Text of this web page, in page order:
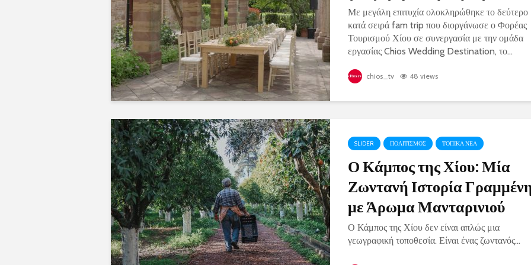
Με μεγάλη επιτυχία ολοκληρώθηκε το δεύτερο
κατά σειρά fam trip που διοργάνωσε ο Φορέας
Τουρισμού Χίου σε συνεργασία με την ομάδα
εργασίας Chios Wedding Destination, το...
chios_tv 48 views
SLIDER ΠΟΛΙΤΙΣΜΟΣ ΤΟΠΙΚΑ ΝΕΑ
Ο Κάμπος της Χίου: Μία
Ζωντανή Ιστορία
με Άρωμα Μανταρινιού
Ο Κάμπος της Χίου δεν είναι απλώς μια
γεωγραφική τοποθεσία. Είναι ένας ζωντανός...